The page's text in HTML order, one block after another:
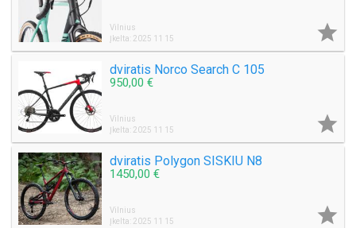
Vilnius
Įkelta: 2025 11 15

dviratis Norco Search C 105
950,00 €
Vilnius
Įkelta: 2025 11 15

dviratis Polygon SISKIU N8
1450,00 €
Vilnius
Įkelta: 2025 11 15
